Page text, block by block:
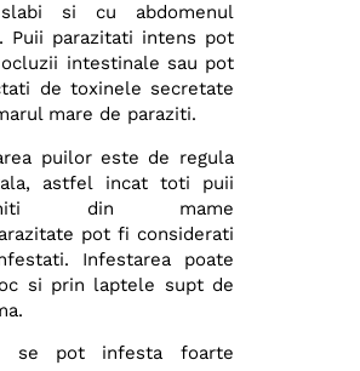
si cu abdomenul
Puii parazitati intens pot
intestinale sau pot
de toxinele secretate
mare de paraziti.
puilor este de regula
astfel incat toti puii
din mame
pot fi considerati
Infestarea poate
si prin laptele supt de
se pot infesta foarte